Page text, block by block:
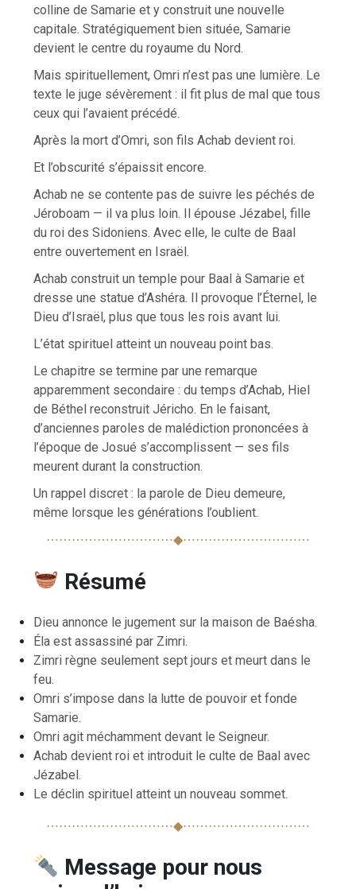
colline de Samarie et y construit une nouvelle
capitale. Stratégiquement bien située, Samarie
devient le centre du royaume du Nord.
Mais spirituellement, Omri n’est pas une lumière. Le
texte le juge sévèrement : il fit plus de mal que tous
ceux qui l’avaient précédé.
Après la mort d’Omri, son fils Achab devient roi.
Et l’obscurité s’épaissit encore.
Achab ne se contente pas de suivre les péchés de
Jéroboam — il va plus loin. Il épouse Jézabel, fille
du roi des Sidoniens. Avec elle, le culte de Baal
entre ouvertement en Israël.
Achab construit un temple pour Baal à Samarie et
dresse une statue d’Ashéra. Il provoque l’Éternel, le
Dieu d’Israël, plus que tous les rois avant lui.
L’état spirituel atteint un nouveau point bas.
Le chapitre se termine par une remarque
apparemment secondaire : du temps d’Achab, Hiel
de Béthel reconstruit Jéricho. En le faisant,
d’anciennes paroles de malédiction prononcées à
l’époque de Josué s’accomplissent — ses fils
meurent durant la construction.
Un rappel discret : la parole de Dieu demeure,
même lorsque les générations l’oublient.
⋯⋯⋯⋯⋯⋯⋯⋯⋯⋯◆⋯⋯⋯⋯⋯⋯⋯⋯⋯⋯
Résumé
Dieu annonce le jugement sur la maison de Baésha.
Éla est assassiné par Zimri.
Zimri règne seulement sept jours et meurt dans le
feu.
Omri s’impose dans la lutte de pouvoir et fonde
Samarie.
Omri agit méchamment devant le Seigneur.
Achab devient roi et introduit le culte de Baal avec
Jézabel.
Le déclin spirituel atteint un nouveau sommet.
⋯⋯⋯⋯⋯⋯⋯⋯⋯⋯◆⋯⋯⋯⋯⋯⋯⋯⋯⋯⋯
Message pour nous